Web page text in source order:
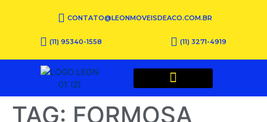
CONTATO@LEONMOVEISDEACO.COM.BR
(11) 95340-1558 (11) 3271-4919
TAG: FORMOSA